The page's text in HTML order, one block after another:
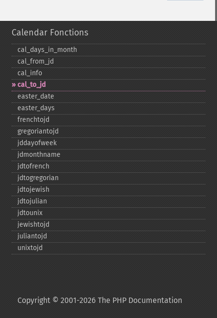
Calendar Fonctions
cal_​days_​in_​month
cal_​from_​jd
cal_​info
cal_​to_​jd
easter_​date
easter_​days
frenchtojd
gregoriantojd
jddayofweek
jdmonthname
jdtofrench
jdtogregorian
jdtojewish
jdtojulian
jdtounix
jewishtojd
juliantojd
unixtojd
Copyright © 2001-2026 The PHP Documentation